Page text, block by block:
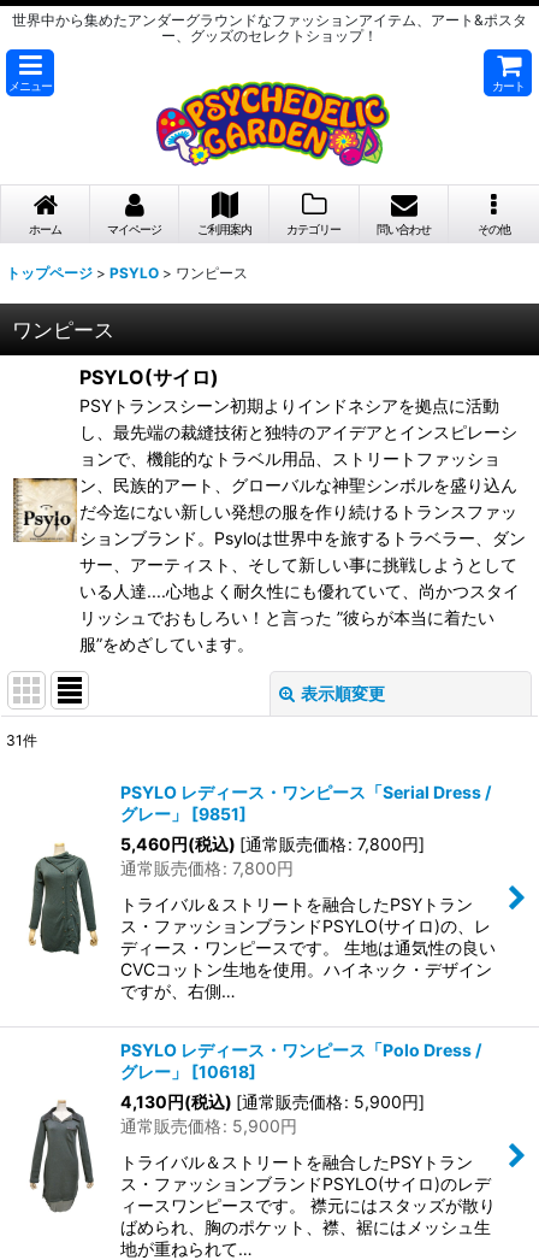
世界中から集めたアンダーグラウンドなファッションアイテム、アート&ポスタ
ー、グッズのセレクトショップ！
メニュー カート
ホーム マイページ ご利用案内 カテゴリー 問い合わせ その他
トップページ > PSYLO > ワンピース
ワンピース
PSYLO(サイロ)
PSYトランスシーン初期よりインドネシアを拠点に活動
し、最先端の裁縫技術と独特のアイデアとインスピレーシ
ョンで、機能的なトラベル用品、ストリートファッショ
ン、民族的アート、グローバルな神聖シンボルを盛り込ん
だ今迄にない新しい発想の服を作り続けるトランスファッ
ションブランド。Psyloは世界中を旅するトラベラー、ダン
サー、アーティスト、そして新しい事に挑戦しようとして
いる人達....心地よく耐久性にも優れていて、尚かつスタイ
リッシュでおもしろい！と言った ”彼らが本当に着たい
服”をめざしています。
表示順変更
並び順:
絞り込む
31件
PSYLO レディース・ワンピース「Serial Dress /
グレー」
[9851]
5,460円(税込) [通常販売価格: 7,800円]
通常販売価格: 7,800円
トライバル＆ストリートを融合したPSYトラン
ス・ファッションブランドPSYLO(サイロ)の、レ
ディース・ワンピースです。 生地は通気性の良い
CVCコットン生地を使用。ハイネック・デザイン
ですが、右側…
PSYLO レディース・ワンピース「Polo Dress /
グレー」
[10618]
4,130円(税込) [通常販売価格: 5,900円]
通常販売価格: 5,900円
トライバル＆ストリートを融合したPSYトラン
ス・ファッションブランドPSYLO(サイロ)のレデ
ィースワンピースです。 襟元にはスタッズが散り
ばめられ、胸のポケット、襟、裾にはメッシュ生
地が重ねられて…